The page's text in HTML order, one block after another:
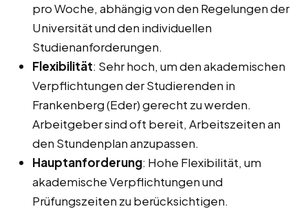
pro Woche, abhängig von den Regelungen der
Universität und den individuellen
Studienanforderungen.
Flexibilität: Sehr hoch, um den akademischen
Verpflichtungen der Studierenden in
Frankenberg (Eder) gerecht zu werden.
Arbeitgeber sind oft bereit, Arbeitszeiten an
den Stundenplan anzupassen.
Hauptanforderung: Hohe Flexibilität, um
akademische Verpflichtungen und
Prüfungszeiten zu berücksichtigen.